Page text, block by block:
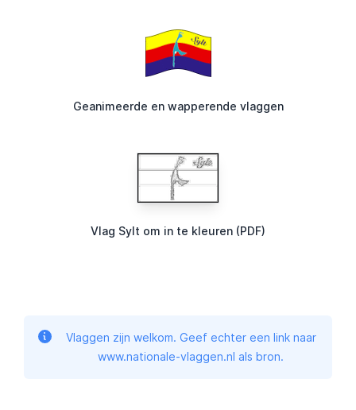
Geanimeerde en wapperende vlaggen
Vlag Sylt om in te kleuren (PDF)
Vlaggen zijn welkom. Geef echter een link naar
www.nationale-vlaggen.nl als bron.